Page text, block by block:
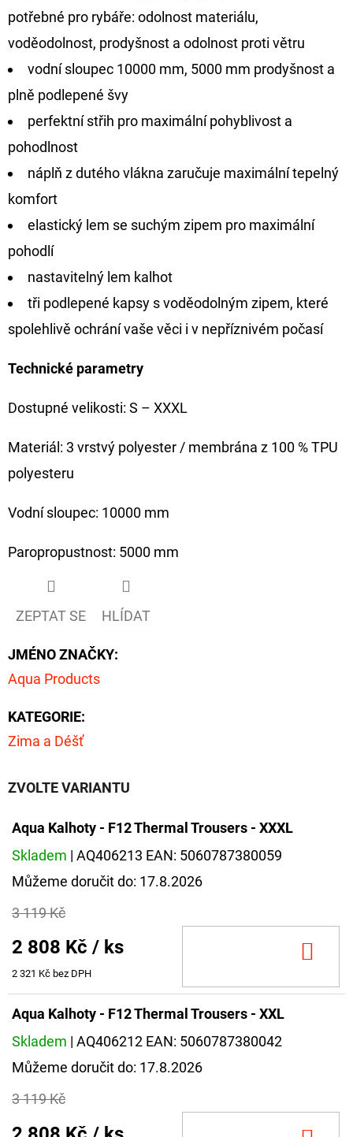
potřebné pro rybáře: odolnost materiálu,
voděodolnost, prodyšnost a odolnost proti větru
vodní sloupec 10000 mm, 5000 mm prodyšnost a
plně podlepené švy
perfektní střih pro maximální pohyblivost a
pohodlnost
náplň z dutého vlákna zaručuje maximální tepelný
komfort
elastický lem se suchým zipem pro maximální
pohodlí
nastavitelný lem kalhot
tři podlepené kapsy s voděodolným zipem, které
spolehlivě ochrání vaše věci i v nepříznivém počasí
Technické parametry
Dostupné velikosti: S – XXXL
Materiál: 3 vrstvý polyester / membrána z 100 % TPU
polyesteru
Vodní sloupec: 10000 mm
Paropropustnost: 5000 mm
ZEPTAT SE HLÍDAT
JMÉNO ZNAČKY:
Aqua Products
KATEGORIE:
Zima a Déšť
ZVOLTE VARIANTU
Aqua Kalhoty - F12 Thermal Trousers - XXXL
Skladem | AQ406213 EAN: 5060787380059
Můžeme doručit do: 17.8.2026
3 119 Kč
2 808 Kč / ks
2 321 Kč bez DPH
Aqua Kalhoty - F12 Thermal Trousers - XXL
Skladem | AQ406212 EAN: 5060787380042
Můžeme doručit do: 17.8.2026
3 119 Kč